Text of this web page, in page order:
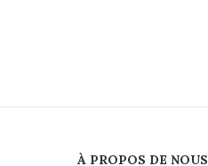
À PROPOS DE NOUS